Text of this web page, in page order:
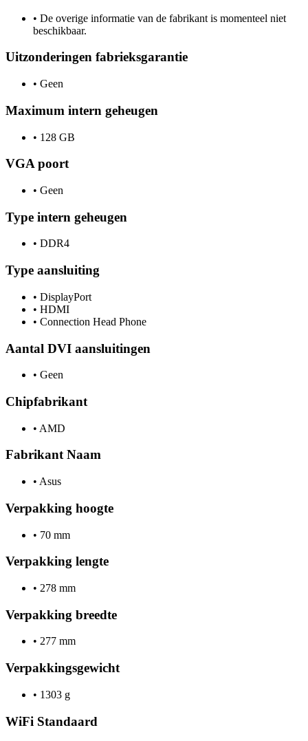
• De overige informatie van de fabrikant is momenteel niet
beschikbaar.
Uitzonderingen fabrieksgarantie
• Geen
Maximum intern geheugen
• 128 GB
VGA poort
• Geen
Type intern geheugen
• DDR4
Type aansluiting
• DisplayPort
• HDMI
• Connection Head Phone
Aantal DVI aansluitingen
• Geen
Chipfabrikant
• AMD
Fabrikant Naam
• Asus
Verpakking hoogte
• 70 mm
Verpakking lengte
• 278 mm
Verpakking breedte
• 277 mm
Verpakkingsgewicht
• 1303 g
WiFi Standaard